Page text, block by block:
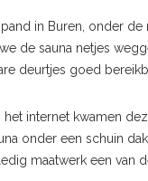
pand in Buren, onder
de sauna netjes
deurtjes goed
internet kwamen
onder een schuin
maatwerk een van